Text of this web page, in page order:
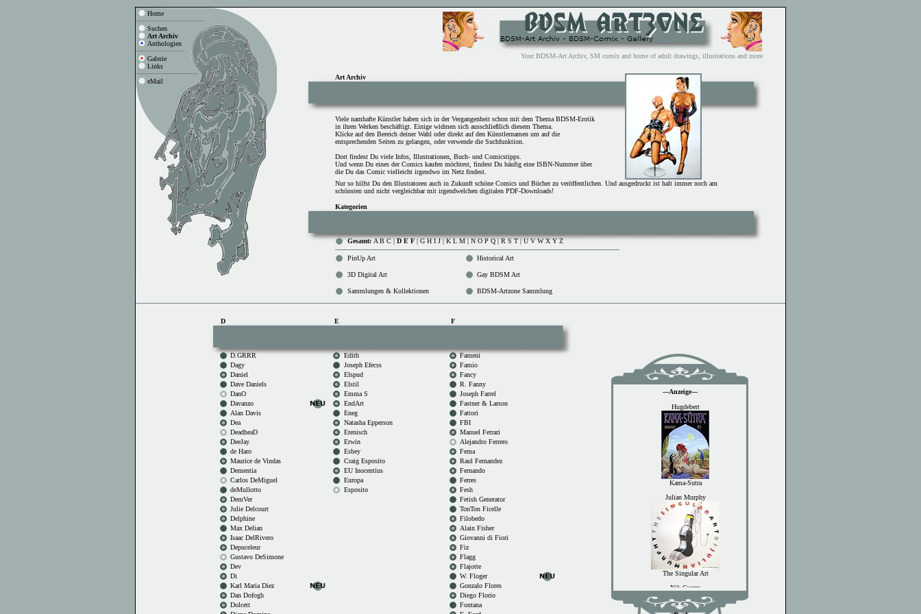
Home
Suchen
Art Archiv
Anthologien
Galerie
Links
eMail
Your BDSM-Art Archiv, SM comix and home of adult drawings, illustrations and more
Art Archiv
Viele namhafte Künstler haben sich in der Vergangenheit schon mit dem Thema BDSM-Erotik
in ihren Werken beschäftigt. Einige widmen sich ausschließlich diesem Thema.
Klicke auf den Bereich deiner Wahl oder direkt auf den Künstlernamen um auf die
entsprechenden Seiten zu gelangen, oder verwende die Suchfunktion
Dort findest Du viele Infos, Illustrationen, Buch- und Comicstipps.
Und wenn Du eines der Comics kaufen möchtest, findest Du häufig eine ISBN-Nummer über
die Du das Comic vielleicht irgendwo im Netz findest.
Nur so hilfst Du den Illustratoren auch in Zukunft schöne Comics und Bücher zu veröffentlichen. Und ausgedruckt ist halt immer noch am
schönsten und nicht vergleichbar mit irgendwelchen digitalen PDF-Downloads!
Kategorien
Gesamt:A B C|D E F|G H I J|K L M|N O P Q|R S T|U V W X Y Z
PinUp Art Historical Art
3D Digital Art Gay BDSM Art
Sammlungen & Kollektionen BDSM-Artzone Sammlung
D
D.GRRR
Dagy
Daniel
Dave Daniels
DanO
Davanzo
Alan Davis
Dea
DeadheaD
DeeJay
de Haro
Maurice de Vindas
Dementia
Carlos DeMiguel
deMullotto
DemVer
Julie Delcourt
Delphine
Max Delian
Isaac DelRivero
Depuceleur
Gustavo DeSimone
Dev
Di
Karl Maria Diez
Dan Dofogh
Dolcett
E
Edith
Joseph Efecss
Elspud
Elstil
Emma S
EndArt
Eneg
Natasha Epperson
Erenisch
Erwin
Esbey
Craig Esposito
EU Inocentius
Europa
Esposito
F
Fameni
Famio
Fancy
R. Fanny
Joseph Farrel
Fastner & Larson
Fattori
FBI
Manuel Ferrari
Alejandro Ferrero
Fema
Raul Fernandez
Fernando
Ferres
Fesh
Fetish Generator
TonTon Ficelle
Filobedo
Alain Fisher
Giovanni di Fiori
Fiz
Flagg
Flajotte
W. Floger
Gonzalo Flores
Diego Florio
Fontana
---Anzeige---